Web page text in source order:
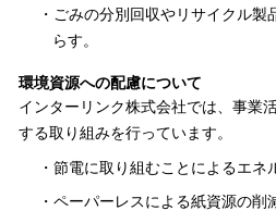
ごみの分別回収やリサイクル製
らす​。
環境資源への配慮について​
インターリンク株式会社では、事業
する取り組みを行っています。​​
節電に取り組むことによるエネ
ペーパーレスによる紙資源の削